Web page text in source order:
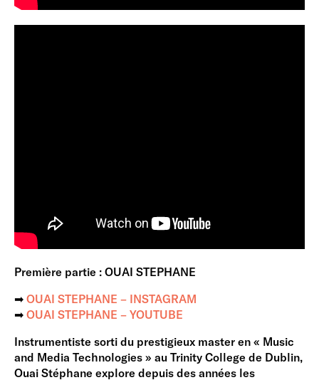
Première partie : OUAI STEPHANE
➡︎ OUAI STEPHANE – INSTAGRAM
➡︎ OUAI STEPHANE – YOUTUBE
Instrumentiste sorti du prestigieux master en « Music
and Media Technologies » au Trinity College de Dublin,
Ouai Stéphane explore depuis des années les